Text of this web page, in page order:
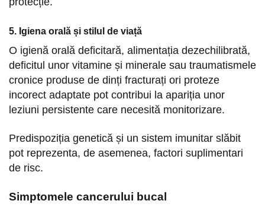
5. Igiena orală și stilul de viață
O igienă orală deficitară, alimentația dezechilibrată,
deficitul unor vitamine și minerale sau traumatismele
cronice produse de dinți fracturați ori proteze
incorect adaptate pot contribui la apariția unor
leziuni persistente care necesită monitorizare.
Predispoziția genetică și un sistem imunitar slăbit
pot reprezenta, de asemenea, factori suplimentari
de risc.
Simptomele cancerului bucal